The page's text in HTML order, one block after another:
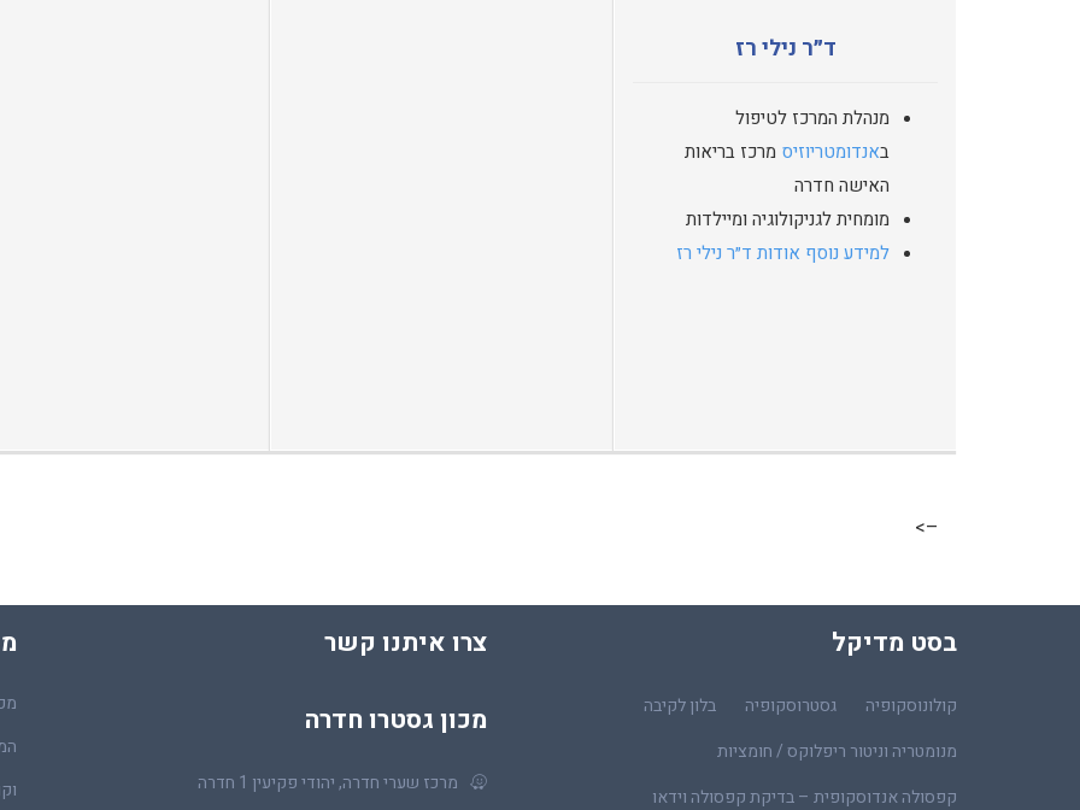
ד״ר נילי רז
מנהלת המרכז לטיפול
באנדומטריוזיס מרכז בריאות
האישה חדרה
מומחית לגניקולוגיה ומיילדות
למידע נוסף אודות ד״ר נילי רז
–>
צרו איתנו קשר
מכון גסטרו חדרה
מרכז שערי חדרה, יהודי פקיעין 1 חדרה
בסט מדיקל
קולונוסקופיה גסטרוסקופיה
בלון לקיבה
מנומטריה וניטור ריפלוקס / חומציות
קפסולה אנדוסקופית – בדיקת קפסולה וידאו